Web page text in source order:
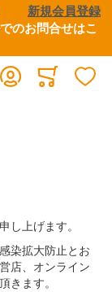
！ 新規会員登録
のお問合せはこ
し上げます。
染拡大防止とお
店、オンライン
きます。